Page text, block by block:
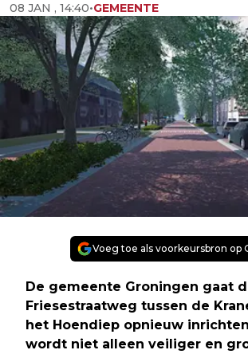
08 JAN , 14:40•GEMEENTE
Voeg toe als voorkeursbron op
De gemeente Groningen gaat
Friesestraatweg tussen de
het Hoendiep opnieuw
wordt niet alleen veiliger en